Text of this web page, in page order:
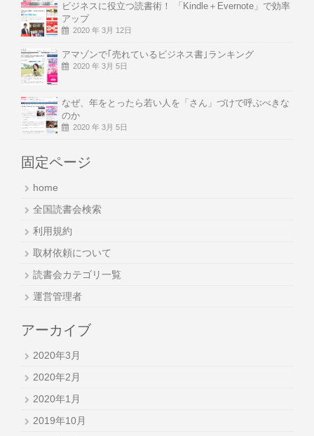
ビジネスに役立つ読書術！ 「Kindle＋Evernote」で効率
アップ
2020 年 3月 12日
アマゾンで｢売れているビジネス書｣ランキング
2020 年 3月 5日
なぜ、年をとったら若い人を「さん」づけで呼ぶべきな
のか
2020 年 3月 5日
固定ページ
home
全国読書会検索
利用規約
取材依頼について
読書会カテゴリ一覧
運営管理者
アーカイブ
2020年3月
2020年2月
2020年1月
2019年10月